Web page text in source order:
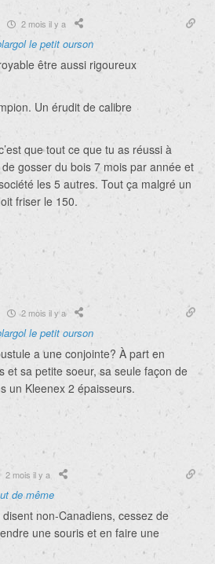
2 mois il y a
le petit ourson
être aussi rigoureux
Un érudit de calibre
que tout ce que tu as réussi à
gosser du bois 7 mois par année et
les 5 autres. Tout ça malgré un
friser le 150.
2 mois il y a
le petit ourson
a une conjointe? À part en
et sa petite soeur, sa seule façon de
un Kleenex 2 épaisseurs.
2 mois il y a
de même
non-Canadiens, cessez de
une souris et en faire une